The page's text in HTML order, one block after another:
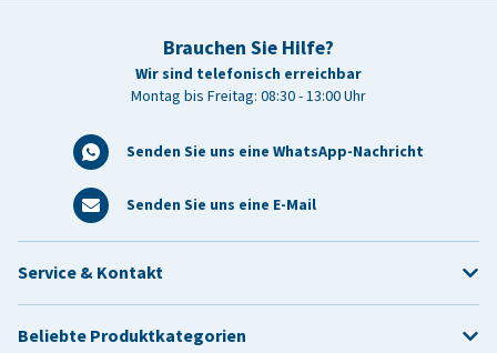
Brauchen Sie Hilfe?
Wir sind telefonisch erreichbar
Montag bis Freitag: 08:30 - 13:00 Uhr
Senden Sie uns eine WhatsApp-Nachricht
Senden Sie uns eine E-Mail
Service & Kontakt
Beliebte Produktkategorien